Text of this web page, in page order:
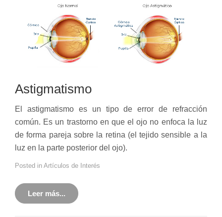
Astigmatismo
El astigmatismo es un tipo de error de refracción
común. Es un trastorno en que el ojo no enfoca la luz
de forma pareja sobre la retina (el tejido sensible a la
luz en la parte posterior del ojo).
Posted in Artículos de Interés
Leer más...